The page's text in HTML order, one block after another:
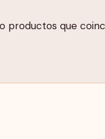
productos que